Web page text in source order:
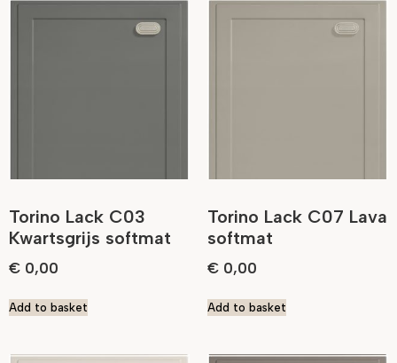
Torino Lack C03
Kwartsgrijs softmat
€ 0,00
Add to basket
Torino Lack C07 Lava
softmat
€ 0,00
Add to basket